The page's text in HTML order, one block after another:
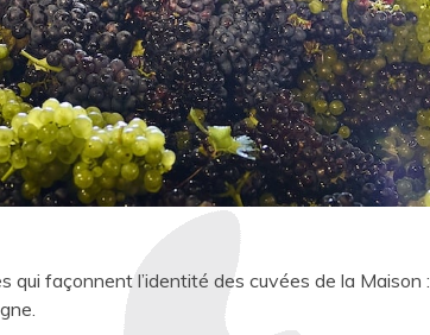
qui façonnent l’identité des cuvées de la Maison :